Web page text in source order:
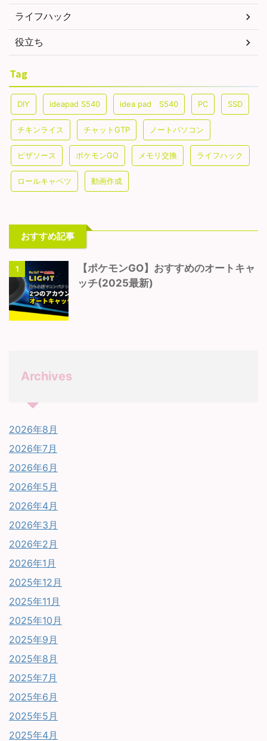
ライフハック
役立ち
Tag
DIY ideapad S540 idea pad S540 PC SSD
チキンライス チャットGTP ノートパソコン
ピザソース ポケモンGO メモリ交換 ライフハック
ロールキャベツ 動画作成
おすすめ記事
1
【ポケモンGO】おすすめのオートキャ
ッチ(2025最新)
Archives
2026年8月
2026年7月
2026年6月
2026年5月
2026年4月
2026年3月
2026年2月
2026年1月
2025年12月
2025年11月
2025年10月
2025年9月
2025年8月
2025年7月
2025年6月
2025年5月
2025年4月